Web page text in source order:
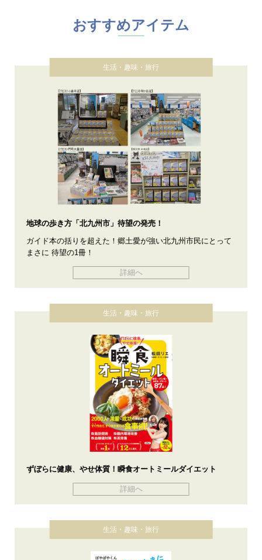
おすすめアイテム
生活・趣味・旅行
地球の歩き方「北九州市」待望の発売！
ガイド本の括りを超えた！郷土愛が強い北九州市民にとって
まさに 待望の1冊！
詳細へ
生活・趣味・旅行
ずぼらに健康、やせ体質！瞬食オートミールダイエット
詳細へ
生活・趣味・旅行